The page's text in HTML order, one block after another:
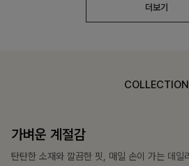
더보기
COLLECTION
가장 쉬운 코디
특별한 날부터 일상까지 함께하는 룩